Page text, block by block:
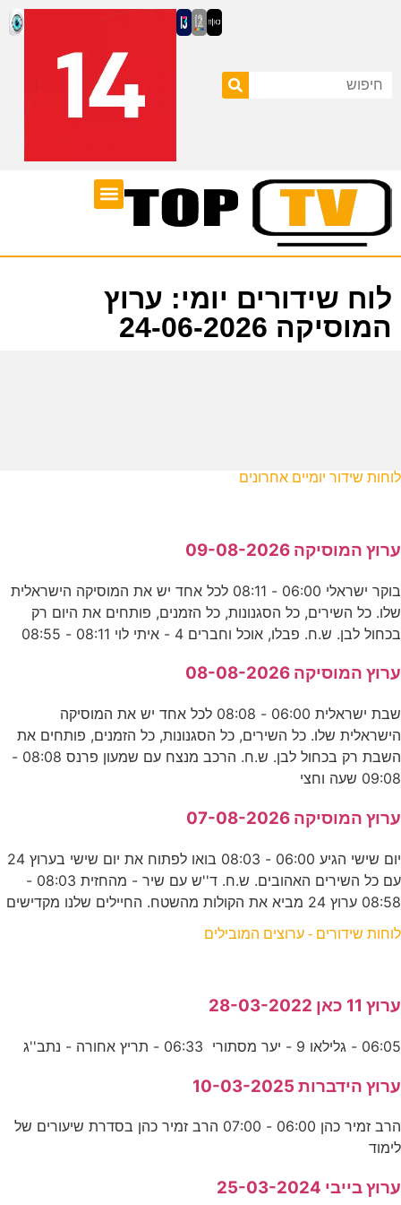
לוח שידורים יומי: ערוץ
המוסיקה 24-06-2026
לוחות שידור יומיים אחרונים
ערוץ המוסיקה 09-08-2026
בוקר ישראלי 06:00 - 08:11 לכל אחד יש את המוסיקה הישראלית
שלו. כל השירים, כל הסגנונות, כל הזמנים, פותחים את היום רק
בכחול לבן. ש.ח. פבלו, אוכל וחברים 4 - איתי לוי 08:11 - 08:55
ערוץ המוסיקה 08-08-2026
שבת ישראלית 06:00 - 08:08 לכל אחד יש את המוסיקה
הישראלית שלו. כל השירים, כל הסגנונות, כל הזמנים, פותחים את
השבת רק בכחול לבן. ש.ח. הרכב מנצח עם שמעון פרנס 08:08 -
09:08 שעה וחצי
ערוץ המוסיקה 07-08-2026
יום שישי הגיע 06:00 - 08:03 בואו לפתוח את יום שישי בערוץ 24
עם כל השירים האהובים. ש.ח. ד''ש עם שיר - מהחזית 08:03 -
08:58 ערוץ 24 מביא את הקולות מהשטח. החיילים שלנו מקדישים
לוחות שידורים - ערוצים המובילים
ערוץ 11 כאן 28-03-2022
06:05 - גלילאו 9 - יער מסתורי 06:33 - תריץ אחורה - נתב''ג
ערוץ הידברות 10-03-2025
הרב זמיר כהן 06:00 - 07:00 הרב זמיר כהן בסדרת שיעורים של
לימוד
ערוץ בייבי 25-03-2024